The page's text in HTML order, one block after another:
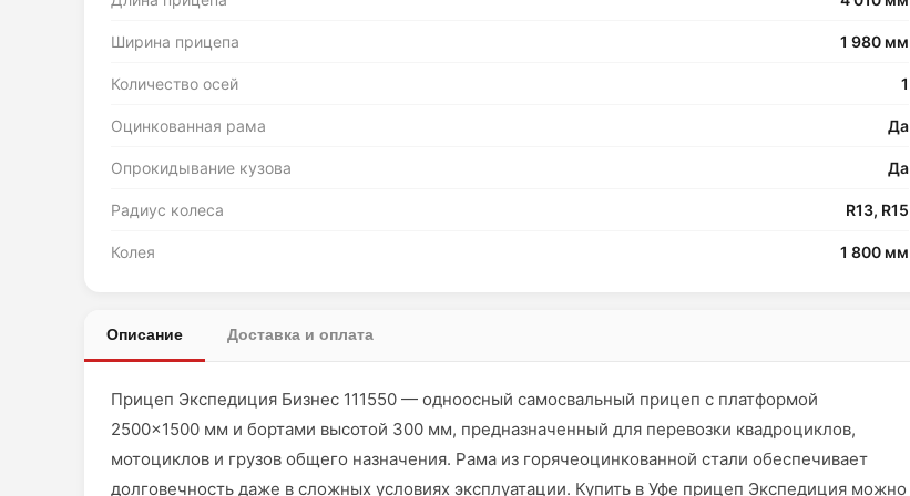
Ширина прицепа 1 980 мм
Количество осей 1
Оцинкованная рама Да
Опрокидывание кузова Да
Радиус колеса R13, R15
Колея 1 800 мм
Описание Доставка и оплата
Прицеп Экспедиция Бизнес 111550 — одноосный самосвальный прицеп с платформой
2500×1500 мм и бортами высотой 300 мм, предназначенный для перевозки квадроциклов,
мотоциклов и грузов общего назначения. Рама из горячеоцинкованной стали обеспечивает
долговечность даже в сложных условиях эксплуатации. Купить в Уфе прицеп Экспедиция можно